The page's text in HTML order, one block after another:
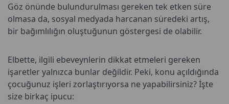
Göz önünde bulundurulması gereken tek etken süre
olmasa da, sosyal medyada harcanan süredeki artış,
bir bağımlılığın oluştuğunun göstergesi de olabilir.
Elbette, ilgili ebeveynlerin dikkat etmeleri gereken
işaretler yalnızca bunlar değildir. Peki, konu açıldığında
çocuğunuz işleri zorlaştırıyorsa ne yapabilirsiniz? İşte
size birkaç ipucu: